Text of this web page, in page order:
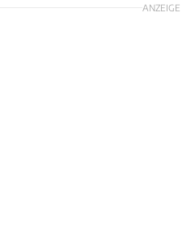
ANZEIGE